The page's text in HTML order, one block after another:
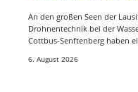
An den großen Seen der
Drohnentechnik bei der
Cottbus-Senftenberg haben
6. August 2026